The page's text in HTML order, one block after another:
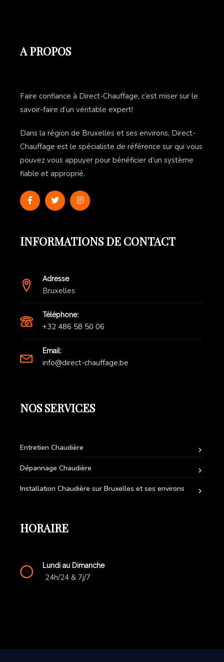
A PROPOS
Faire confiance à Direct-Chauffage, c’est miser sur le
savoir-faire d’un véritable expert!
Dans la région de Bruxelles et ses environs, Direct-
Chauffage est le spécialiste de référence sur qui vous
pouvez vous appuyer pour bénéficier d’un système
fiable et approprié.
INFORMATIONS DE CONTACT
Adresse
Bruxelles
Téléphone:
+32 486 58 50 06
Email:
info@direct-chauffage.be
NOS SERVICES
Entretien Chaudière
Dépannage Chaudière
Installation Chaudière sur Bruxelles et ses environs
HORAIRE
Lundi au Dimanche
24h/24 & 7j/7